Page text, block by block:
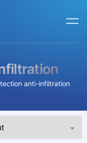
anti-infiltration